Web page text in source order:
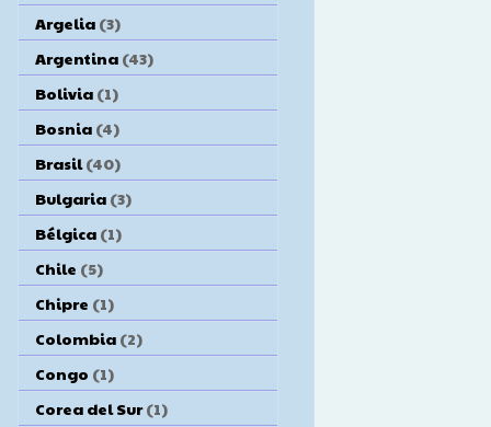
Argelia (3)
Argentina (43)
Bolivia (1)
Bosnia (4)
Brasil (40)
Bulgaria (3)
Bélgica (1)
Chile (5)
Chipre (1)
Colombia (2)
Congo (1)
Corea del Sur (1)